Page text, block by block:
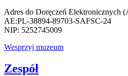
Adres do Doręczeń Elektronicznych
AE:PL-38894-89703-SAFSC-24
NIP: 5252745009
Wesprzyj muzeum
Zespół